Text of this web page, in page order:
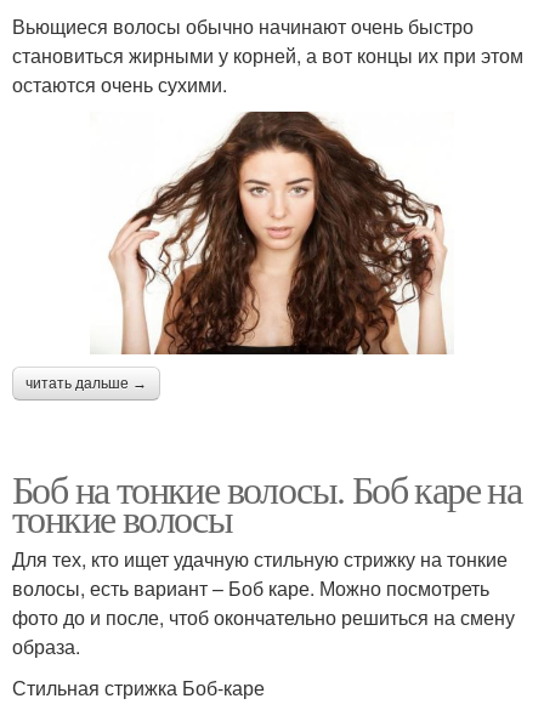
Вьющиеся волосы обычно начинают очень быстро
становиться жирными у корней, а вот концы их при этом
остаются очень сухими.
читать дальше →
Боб на тонкие волосы. Боб каре на
тонкие волосы
Для тех, кто ищет удачную стильную стрижку на тонкие
волосы, есть вариант – Боб каре. Можно посмотреть
фото до и после, чтоб окончательно решиться на смену
образа.
Стильная стрижка Боб-каре